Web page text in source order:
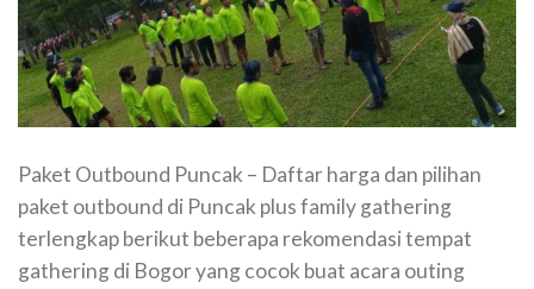
Paket Outbound Puncak – Daftar harga dan pilihan
paket outbound di Puncak plus family gathering
terlengkap berikut beberapa rekomendasi tempat
gathering di Bogor yang cocok buat acara outing